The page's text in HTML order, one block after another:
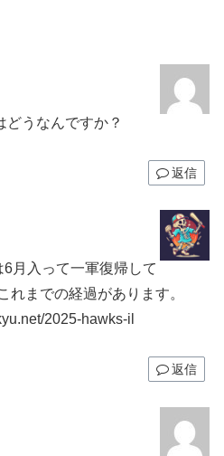
どうなんですか？
返信
月入って一軍復帰して
れまでの経過があります。
2025-hawks-il
返信